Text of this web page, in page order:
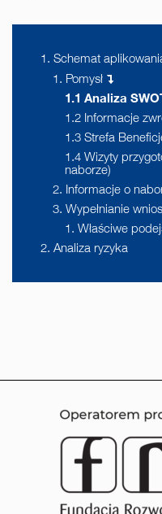
1. Schemat
1. Pomysł
1.1 Analiza
1.2 Informacje
1.3 Strefa
1.4 Wizyty
naborze)
2. Informacje o
3. Wypełnianie
1. Właściwe
2. Analiza ryzyka